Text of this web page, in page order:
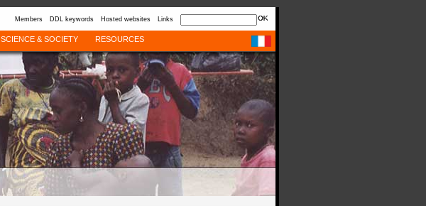
Members DDL keywords Hosted websites Links
SCIENCE & SOCIETY RESOURCES